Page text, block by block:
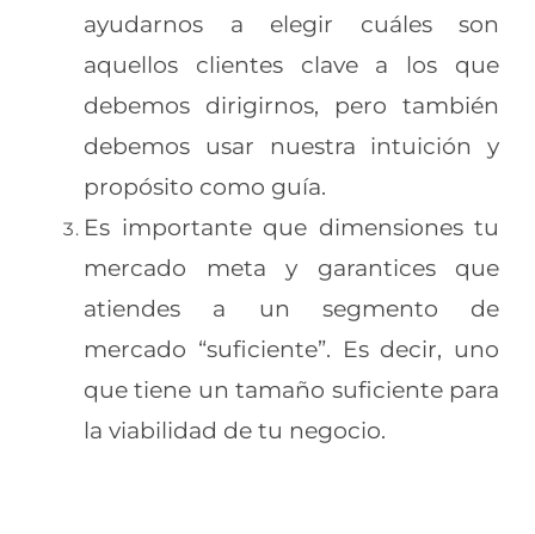
ayudarnos a elegir cuáles son
aquellos clientes clave a los que
debemos dirigirnos, pero también
debemos usar nuestra intuición y
propósito como guía.
Es importante que dimensiones tu
mercado meta y garantices que
atiendes a un segmento de
mercado “suficiente”. Es decir, uno
que tiene un tamaño suficiente para
la viabilidad de tu negocio.